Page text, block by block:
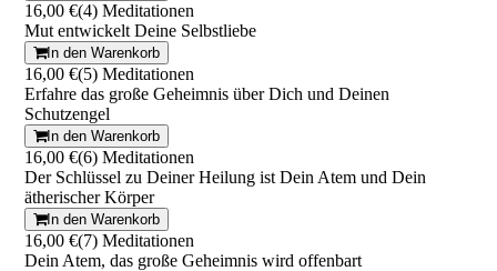
16,00 €(4) Meditationen
Mut entwickelt Deine Selbstliebe
In den Warenkorb
16,00 €(5) Meditationen
Erfahre das große Geheimnis über Dich und Deinen
Schutzengel
In den Warenkorb
16,00 €(6) Meditationen
Der Schlüssel zu Deiner Heilung ist Dein Atem und Dein
ätherischer Körper
In den Warenkorb
16,00 €(7) Meditationen
Dein Atem, das große Geheimnis wird offenbart